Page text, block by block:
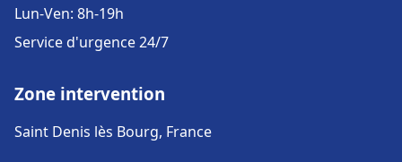
Lun-Ven: 8h-19h
Service d'urgence 24/7
Zone intervention
Saint Denis lès Bourg, France